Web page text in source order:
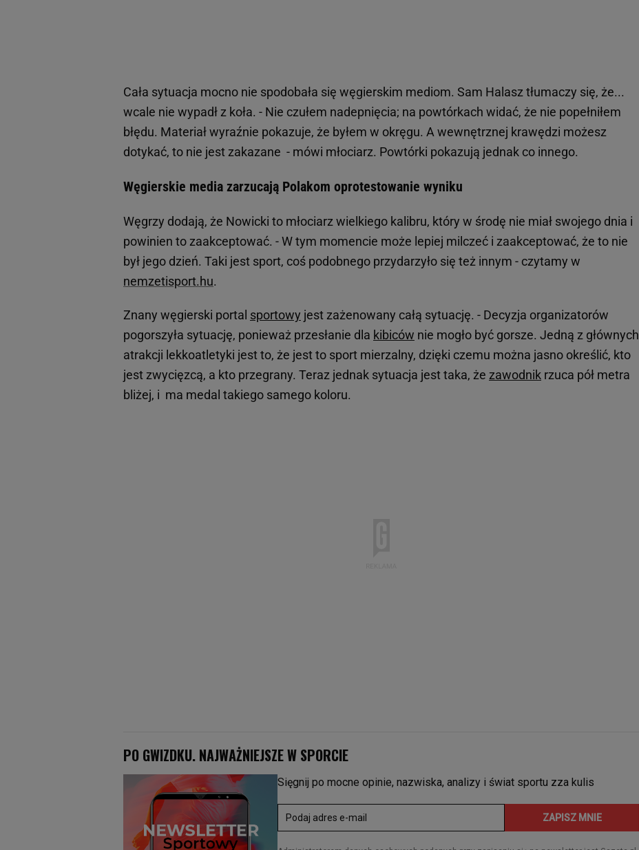
Cała sytuacja mocno nie spodobała się węgierskim mediom. Sam Halasz tłumaczy się, że...
wcale nie wypadł z koła. - Nie czułem nadepnięcia; na powtórkach widać, że nie popełniłem
błędu. Materiał wyraźnie pokazuje, że byłem w okręgu. A wewnętrznej krawędzi możesz
dotykać, to nie jest zakazane - mówi młociarz. Powtórki pokazują jednak co innego.
Węgierskie media zarzucają Polakom oprotestowanie wyniku
Węgrzy dodają, że Nowicki to młociarz wielkiego kalibru, który w środę nie miał swojego dnia i
powinien to zaakceptować. - W tym momencie może lepiej milczeć i zaakceptować, że to nie
był jego dzień. Taki jest sport, coś podobnego przydarzyło się też innym - czytamy w
nemzetisport.hu.
Znany węgierski portal sportowy jest zażenowany całą sytuację. - Decyzja organizatorów
pogorszyła sytuację, ponieważ przesłanie dla kibiców nie mogło być gorsze. Jedną z głównych
atrakcji lekkoatletyki jest to, że jest to sport mierzalny, dzięki czemu można jasno określić, kto
jest zwycięzcą, a kto przegrany. Teraz jednak sytuacja jest taka, że zawodnik rzuca pół metra
bliżej, i ma medal takiego samego koloru.